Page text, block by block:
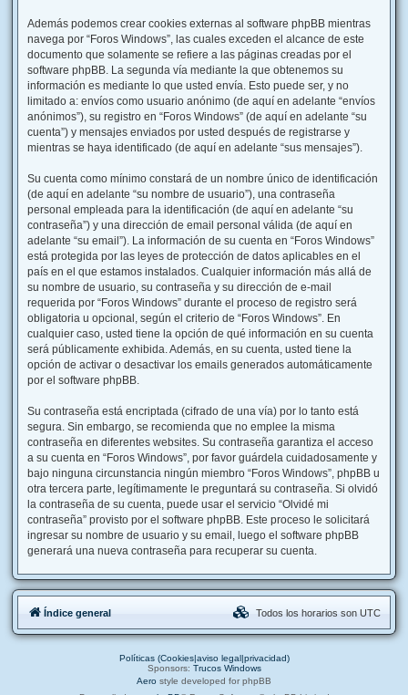
Además podemos crear cookies externas al software phpBB mientras
navega por “Foros Windows”, las cuales exceden el alcance de este
documento que solamente se refiere a las páginas creadas por el
software phpBB. La segunda vía mediante la que obtenemos su
información es mediante lo que usted envía. Esto puede ser, y no
limitado a: envíos como usuario anónimo (de aquí en adelante “envíos
anónimos”), su registro en “Foros Windows” (de aquí en adelante “su
cuenta”) y mensajes enviados por usted después de registrarse y
mientras se haya identificado (de aquí en adelante “sus mensajes”).
Su cuenta como mínimo constará de un nombre único de identificación
(de aquí en adelante “su nombre de usuario”), una contraseña
personal empleada para la identificación (de aquí en adelante “su
contraseña”) y una dirección de email personal válida (de aquí en
adelante “su email”). La información de su cuenta en “Foros Windows”
está protegida por las leyes de protección de datos aplicables en el
país en el que estamos instalados. Cualquier información más allá de
su nombre de usuario, su contraseña y su dirección de e-mail
requerida por “Foros Windows” durante el proceso de registro será
obligatoria u opcional, según el criterio de “Foros Windows”. En
cualquier caso, usted tiene la opción de qué información en su cuenta
será públicamente exhibida. Además, en su cuenta, usted tiene la
opción de activar o desactivar los emails generados automáticamente
por el software phpBB.
Su contraseña está encriptada (cifrado de una vía) por lo tanto está
segura. Sin embargo, se recomienda que no emplee la misma
contraseña en diferentes websites. Su contraseña garantiza el acceso
a su cuenta en “Foros Windows”, por favor guárdela cuidadosamente y
bajo ninguna circunstancia ningún miembro “Foros Windows”, phpBB u
otra tercera parte, legítimamente le preguntará su contraseña. Si olvidó
la contraseña de su cuenta, puede usar el servicio “Olvidé mi
contraseña” provisto por el software phpBB. Este proceso le solicitará
ingresar su nombre de usuario y su email, luego el software phpBB
generará una nueva contraseña para recuperar su cuenta.
Índice general Todos los horarios son UTC
Políticas (Cookies|aviso legal|privacidad)
Sponsors: Trucos Windows
Aero style developed for phpBB